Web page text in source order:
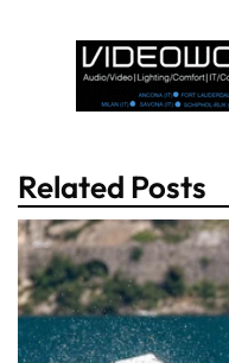
Related Posts